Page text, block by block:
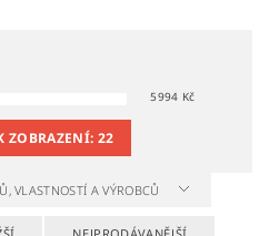
5994 Kč
ZOBRAZENÍ: 22
VLASTNOSTÍ A VÝROBCŮ